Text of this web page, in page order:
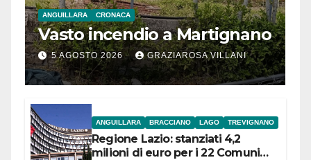
ANGUILLARA CRONACA
Vasto incendio a Martignano
5 AGOSTO 2026 GRAZIAROSA VILLANI
ANGUILLARA BRACCIANO LAGO TREVIGNANO
Regione Lazio: stanziati 4,2
milioni di euro per i 22 Comuni